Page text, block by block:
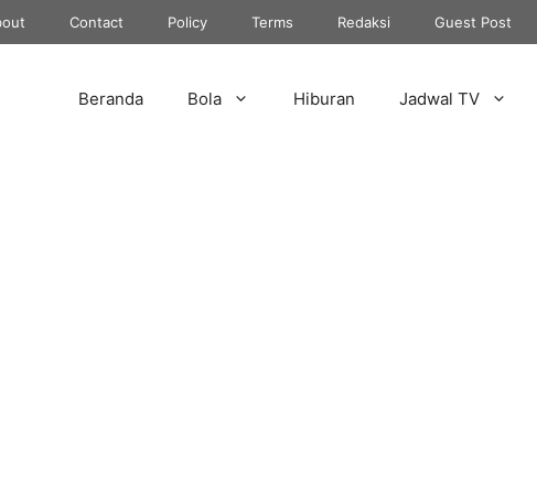
Contact Policy Terms Redaksi Guest Post
Beranda Bola Hiburan Jadwal TV